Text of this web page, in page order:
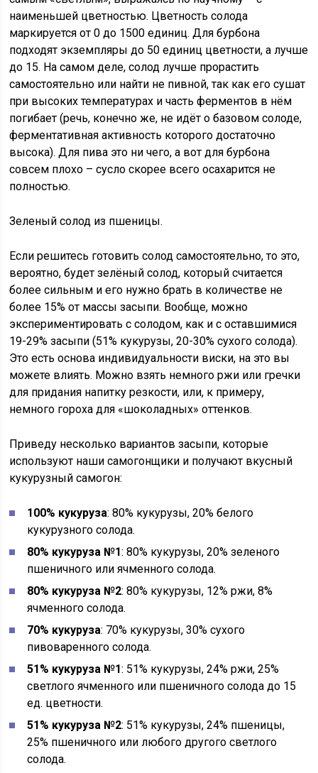
наименьшей цветностью. Цветность солода
маркируется от 0 до 1500 единиц. Для бурбона
подходят экземпляры до 50 единиц цветности, а лучше
до 15. На самом деле, солод лучше прорастить
самостоятельно или найти не пивной, так как его сушат
при высоких температурах и часть ферментов в нём
погибает (речь, конечно же, не идёт о базовом солоде,
ферментативная активность которого достаточно
высока). Для пива это ни чего, а вот для бурбона
совсем плохо – сусло скорее всего осахарится не
полностью.
Зеленый солод из пшеницы.
Если решитесь готовить солод самостоятельно, то это,
вероятно, будет зелёный солод, который считается
более сильным и его нужно брать в количестве не
более 15% от массы засыпи. Вообще, можно
экспериментировать с солодом, как и с оставшимися
19-29% засыпи (51% кукурузы, 20-30% сухого солода).
Это есть основа индивидуальности виски, на это вы
можете влиять. Можно взять немного ржи или гречки
для придания напитку резкости, или, к примеру,
немного гороха для «шоколадных» оттенков.
Приведу несколько вариантов засыпи, которые
используют наши самогонщики и получают вкусный
кукурузный самогон:
100% кукуруза: 80% кукурузы, 20% белого
кукурузного солода.
80% кукуруза №1: 80% кукурузы, 20% зеленого
пшеничного или ячменного солода.
80% кукуруза №2: 80% кукурузы, 12% ржи, 8%
ячменного солода.
70% кукуруза: 70% кукурузы, 30% сухого
пивоваренного солода.
51% кукуруза №1: 51% кукурузы, 24% ржи, 25%
светлого ячменного или пшеничного солода до 15
ед. цветности.
51% кукуруза №2: 51% кукурузы, 24% пшеницы,
25% пшеничного или любого другого светлого
солода.